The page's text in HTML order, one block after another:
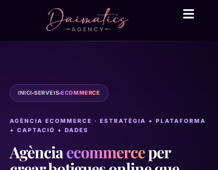
INICI SERVEIS ECOMMERCE
AGÈNCIA ECOMMERCE · ESTRATÈGIA + PLATAFORMA
+ CAPTACIÓ + DADES
Agènciaecommerceper
Daima Business AI
● En línia